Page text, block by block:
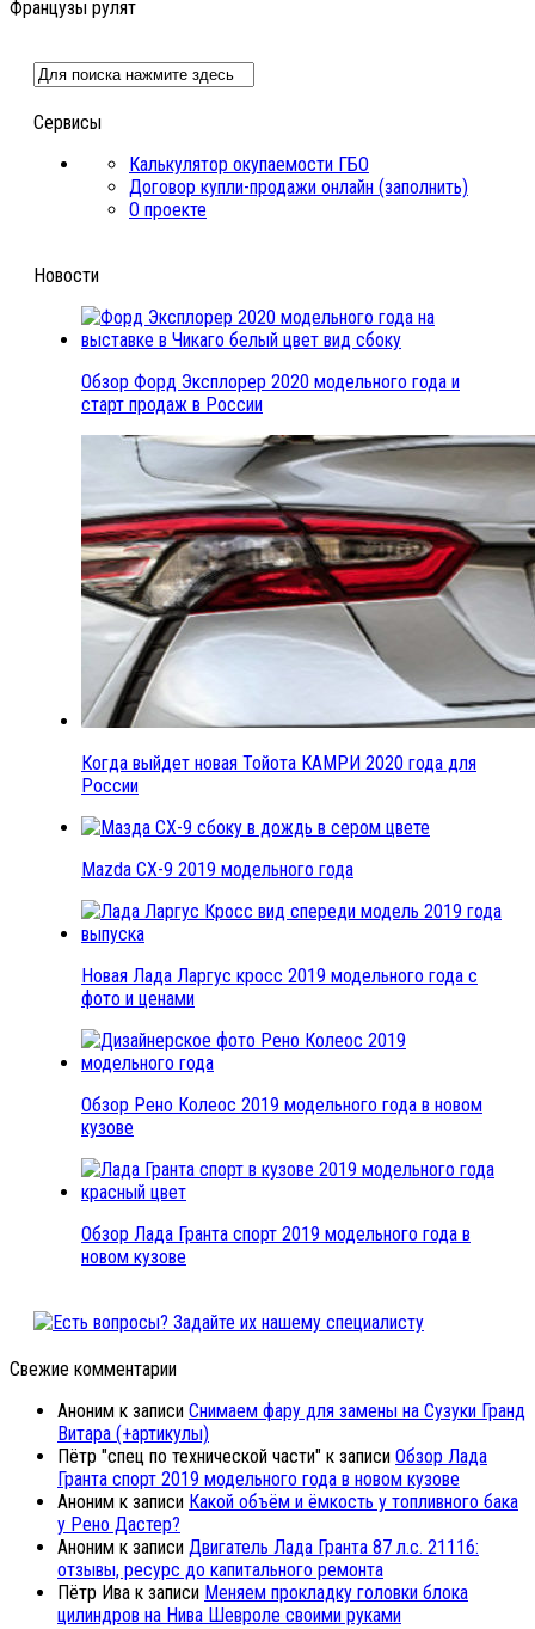
Французы рулят
Сервисы
Калькулятор окупаемости ГБО
Договор купли-продажи онлайн (заполнить)
О проекте
Новости
Обзор Форд Эксплорер 2020 модельного года и
старт продаж в России
Когда выйдет новая Тойота КАМРИ 2020 года для
России
Mazda CX-9 2019 модельного года
Новая Лада Ларгус кросс 2019 модельного года с
фото и ценами
Обзор Рено Колеос 2019 модельного года в новом
кузове
Обзор Лада Гранта спорт 2019 модельного года в
новом кузове
Свежие комментарии
Аноним к записи Снимаем фару для замены на Сузуки Гранд
Витара (+артикулы)
Пётр "спец по технической части" к записи Обзор Лада
Гранта спорт 2019 модельного года в новом кузове
Аноним к записи Какой объём и ёмкость у топливного бака
у Рено Дастер?
Аноним к записи Двигатель Лада Гранта 87 л.с. 21116:
отзывы, ресурс до капитального ремонта
Пётр Ива к записи Меняем прокладку головки блока
цилиндров на Нива Шевроле своими руками